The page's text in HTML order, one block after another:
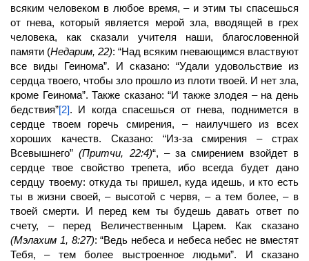
всяким человеком в любое время, – и этим ты спасешься
от гнева, который является мерой зла, вводящей в грех
человека, как сказали учителя наши, благословенной
памяти (Недарим, 22): “Над всяким гневающимся властвуют
все виды Геинома”. И сказано: “Удали удовольствие из
сердца твоего, чтобы зло прошло из плоти твоей. И нет зла,
кроме Геинома”. Также сказано: “И также злодея – на день
бедствия”[2]. И когда спасешься от гнева, поднимется в
сердце твоем горечь смирения, – наилучшего из всех
хороших качеств. Сказано: “Из-за смирения – страх
Всевышнего”(Притчи, 22:4)“, – за смирением взойдет в
сердце твое свойство трепета, ибо всегда будет дано
сердцу твоему: откуда ты пришел, куда идешь, и кто есть
ты в жизни своей, – высотой с червя, – а тем более, – в
твоей смерти. И перед кем ты будешь давать ответ по
счету, – перед Величественным Царем. Как сказано
(Мэлахим 1, 8:27): “Ведь небеса и небеса небес не вместят
Тебя, – тем более выстроенное людьми”. И сказано